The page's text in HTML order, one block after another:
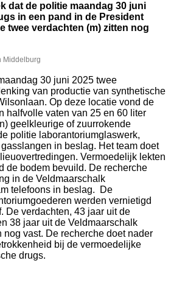
dat de politie maandag 30 juni
in een pand in de President
twee verdachten (m) zitten nog
Middelburg
30 juni 2025 twee
van productie van synthetische
Op deze locatie vond de
halfvolle vaten van 25 en 60 liter
geelkleurige of zuurrokende
politie laborantoriumglaswerk,
in beslag. Het team doet
Vermoedelijk lekten
de bodem bevuild. De recherche
in de Veldmaarschalk
telefoons in beslag. De
werden vernietigd
De verdachten, 43 jaar uit de
38 jaar uit de Veldmaarschalk
nog vast. De recherche doet nader
bij de vermoedelijke
drugs.